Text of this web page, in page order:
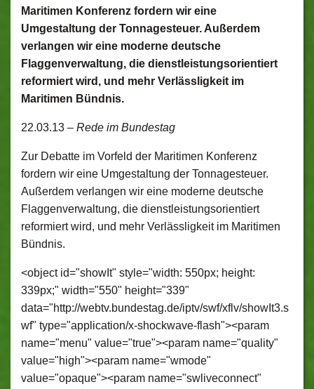
Maritimen Konferenz fordern wir eine
Umgestaltung der Tonnagesteuer. Außerdem
verlangen wir eine moderne deutsche
Flaggenverwaltung, die dienstleistungsorientiert
reformiert wird, und mehr Verlässligkeit im
Maritimen Bündnis.
22.03.13 – Rede im Bundestag
Zur Debatte im Vorfeld der Maritimen Konferenz
fordern wir eine Umgestaltung der Tonnagesteuer.
Außerdem verlangen wir eine moderne deutsche
Flaggenverwaltung, die dienstleistungsorientiert
reformiert wird, und mehr Verlässligkeit im Maritimen
Bündnis.
<object id="showIt" style="width: 550px; height:
339px;" width="550" height="339"
data="http://webtv.bundestag.de/iptv/swf/xflv/showIt3.s
wf" type="application/x-shockwave-flash"><param
name="menu" value="true"><param name="quality"
value="high"><param name="wmode"
value="opaque"><param name="swliveconnect"